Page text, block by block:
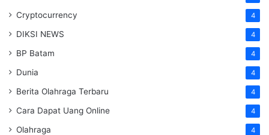
Cryptocurrency 4
DIKSI NEWS 4
BP Batam 4
Dunia 4
Berita Olahraga Terbaru 4
Cara Dapat Uang Online 4
Olahraga 4